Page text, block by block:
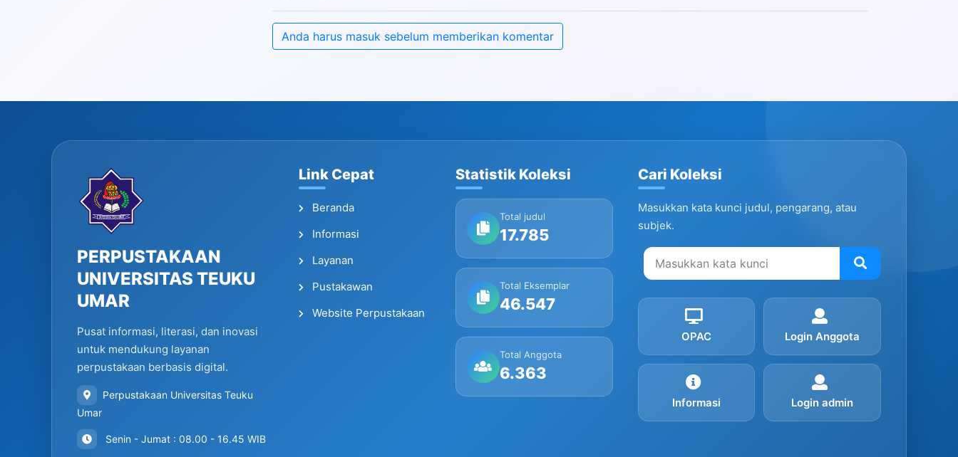
Anda harus masuk sebelum memberikan komentar
PERPUSTAKAAN
UNIVERSITAS TEUKU
UMAR
Pusat informasi, literasi, dan inovasi
untuk mendukung layanan
perpustakaan berbasis digital.
Perpustakaan Universitas Teuku
Umar
Senin - Jumat : 08.00 - 16.45 WIB
Link Cepat
Beranda
Informasi
Layanan
Pustakawan
Website Perpustakaan
Statistik Koleksi
Total judul
17.785
Total Eksemplar
46.547
Total Anggota
6.363
Cari Koleksi
Masukkan kata kunci judul, pengarang, atau
subjek.
OPAC Login Anggota
Informasi Login admin